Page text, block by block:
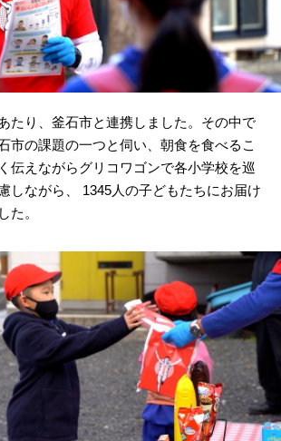
たり、釜石市と連携しました。その中で
市の課題の一つと伺い、朝食を食べるこ
伝えながらグリコワゴンで各小学校を巡
しながら、 1345人の子どもたちにお届け
た。